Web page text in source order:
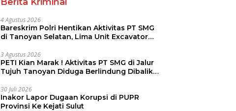
4 Agustus 2026
Bareskrim Polri Hentikan Aktivitas PT SMG
di Tanoyan Selatan, Lima Unit Excavator
3 Agustus 2026
PETI Kian Marak ! Aktivitas PT SMG di Jalur
Tujuh Tanoyan Diduga Berlindung Dibalik
30 Juli 2026
Inakor Lapor Dugaan Korupsi di PUPR
Provinsi Ke Kejati Sulut